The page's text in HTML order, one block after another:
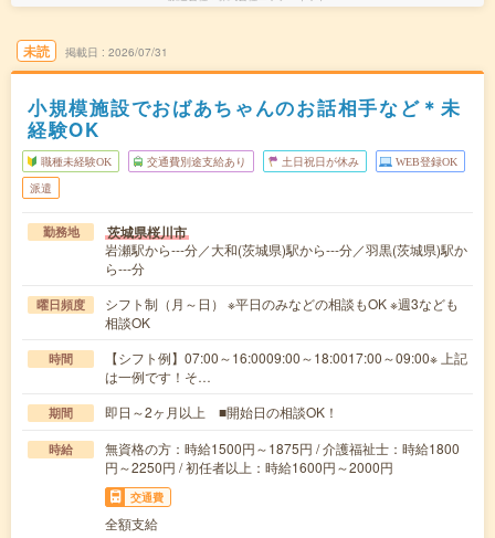
未読 掲載日 2026/07/31
小規模施設でおばあちゃんのお話相手など＊未
経験OK
職種未経験OK 交通費別途支給あり 土日祝日が休み WEB登録OK
派遣
勤務地 茨城県桜川市
岩瀬駅から---分／大和(茨城県)駅から---分／羽黒(茨城県)駅か
ら---分
曜日頻度
シフト制（月～日） ※平日のみなどの相談もOK ※週3なども
相談OK
時間
【シフト例】07:00～16:0009:00～18:0017:00～09:00※ 上記
は一例です！そ…
期間 即日～2ヶ月以上 ■開始日の相談OK！
時給
無資格の方：時給1500円～1875円 / 介護福祉士：時給1800
円～2250円 / 初任者以上：時給1600円～2000円
交通費
全額支給